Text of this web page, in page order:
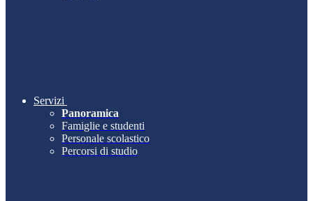
Servizi
Panoramica
Famiglie e studenti
Personale scolastico
Percorsi di studio